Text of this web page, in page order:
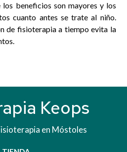
beneficios son mayores y los
cuanto antes se trate al niño.
de fisioterapia a tiempo evita la
Keops
en Móstoles